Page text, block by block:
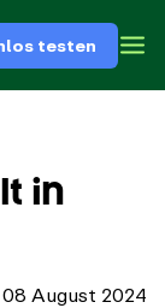
testen
in
08 August 2024